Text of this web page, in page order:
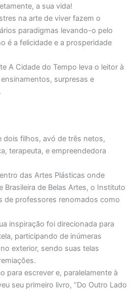
a sua vida!
na arte de viver fazem o
paradigmas levando-o pelo
é a felicidade e a prosperidade
A Cidade do Tempo leva o leitor à
surpresas e
dois filhos, avó de três netos,
terapeuta, e empreendedora
das Artes Plásticas onde
Brasileira de Belas Artes, o Instituto
de professores renomados como
inspiração foi direcionada para
participando de inúmeras
exterior, sendo suas telas
para escrever e, paralelamente à
seu primeiro livro, “Do Outro Lado